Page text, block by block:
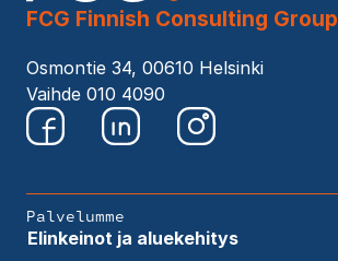
FCG Finnish Consulting Group
Osmontie 34, 00610 Helsinki
Vaihde 010 4090
Palvelumme
Elinkeinot ja aluekehitys